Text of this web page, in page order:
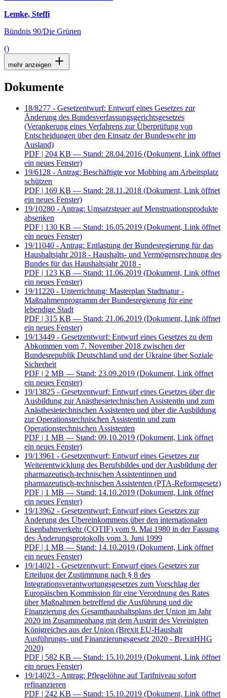
Lemke, Steffi
Bündnis 90/Die Grünen
()
mehr anzeigen
Dokumente
18/8277 - Gesetzentwurf: Entwurf eines Gesetzes zur
Änderung des Bundesverfassungsgerichtsgesetzes
(Verankerung eines Verfahrens zur Überprüfung von
Entscheidungen über den Einsatz der Bundeswehr im
Ausland)
PDF | 204 KB — Stand: 28.04.2016 (Dokument, Link öffnet
ein neues Fenster)
19/6128 - Antrag: Beschäftigte vor Mobbing am Arbeitsplatz
schützen
PDF | 169 KB — Stand: 28.11.2018 (Dokument, Link öffnet
ein neues Fenster)
19/10280 - Antrag: Umsatzsteuer auf Menstruationsprodukte
absenken
PDF | 130 KB — Stand: 16.05.2019 (Dokument, Link öffnet
ein neues Fenster)
19/11040 - Antrag: Entlastung der Bundesregierung für das
Haushaltsjahr 2018 - Haushalts- und Vermögensrechnung des
Bundes für das Haushaltsjahr 2018 -
PDF | 123 KB — Stand: 11.06.2019 (Dokument, Link öffnet
ein neues Fenster)
19/11220 - Unterrichtung: Masterplan Stadtnatur -
Maßnahmenprogramm der Bundesregierung für eine
lebendige Stadt
PDF | 315 KB — Stand: 21.06.2019 (Dokument, Link öffnet
ein neues Fenster)
19/13449 - Gesetzentwurf: Entwurf eines Gesetzes zu dem
Abkommen vom 7. November 2018 zwischen der
Bundesrepublik Deutschland und der Ukraine über Soziale
Sicherheit
PDF | 2 MB — Stand: 23.09.2019 (Dokument, Link öffnet
ein neues Fenster)
19/13825 - Gesetzentwurf: Entwurf eines Gesetzes über die
Ausbildung zur Anästhesietechnischen Assistentin und zum
Anästhesietechnischen Assistenten und über die Ausbildung
zur Operationstechnischen Assistentin und zum
Operationstechnischen Assistenten
PDF | 1 MB — Stand: 09.10.2019 (Dokument, Link öffnet
ein neues Fenster)
19/13961 - Gesetzentwurf: Entwurf eines Gesetzes zur
Weiterentwicklung des Berufsbildes und der Ausbildung der
pharmazeutisch-technischen Assistentinnen und
pharmazeutisch-technischen Assistenten (PTA-Reformgesetz)
PDF | 1 MB — Stand: 14.10.2019 (Dokument, Link öffnet
ein neues Fenster)
19/13962 - Gesetzentwurf: Entwurf eines Gesetzes zur
Änderung des Übereinkommens über den internationalen
Eisenbahnverkehr (COTIF) vom 9. Mai 1980 in der Fassung
des Änderungsprotokolls vom 3. Juni 1999
PDF | 1 MB — Stand: 14.10.2019 (Dokument, Link öffnet
ein neues Fenster)
19/14021 - Gesetzentwurf: Entwurf eines Gesetzes zur
Erteilung der Zustimmung nach § 8 des
Integrationsverantwortungsgesetzes zum Vorschlag der
Europäischen Kommission für eine Verordnung des Rates
über Maßnahmen betreffend die Ausführung und die
Finanzierung des Gesamthaushaltsplans der Union im Jahr
2020 im Zusammenhang mit dem Austritt des Vereinigten
Königreiches aus der Union (Brexit EU-Haushalt
Ausführungs- und Finanzierungsgesetz 2020 - BrexitHHG
2020)
PDF | 582 KB — Stand: 15.10.2019 (Dokument, Link öffnet
ein neues Fenster)
19/14023 - Antrag: Pflegelöhne auf Tarifniveau sofort
refinanzieren
PDF | 242 KB — Stand: 15.10.2019 (Dokument, Link öffnet